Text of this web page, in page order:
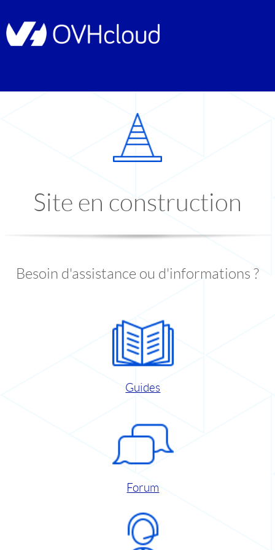
Site en construction
Besoin d'assistance ou d'informations ?
Guides
Forum